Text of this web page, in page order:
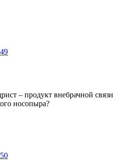
– продукт внебрачной связи
носопыра?